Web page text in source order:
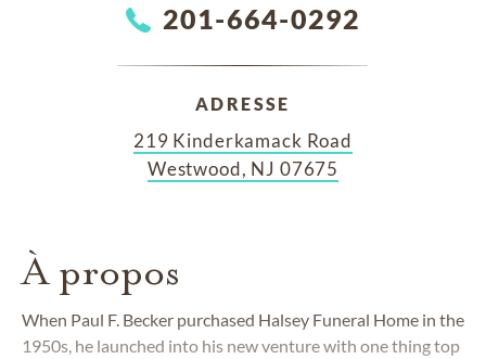
201-664-0292
ADRESSE
219 Kinderkamack Road
Westwood, NJ 07675
À propos
When Paul F. Becker purchased Halsey Funeral Home in the
1950s, he launched into his new venture with one thing top